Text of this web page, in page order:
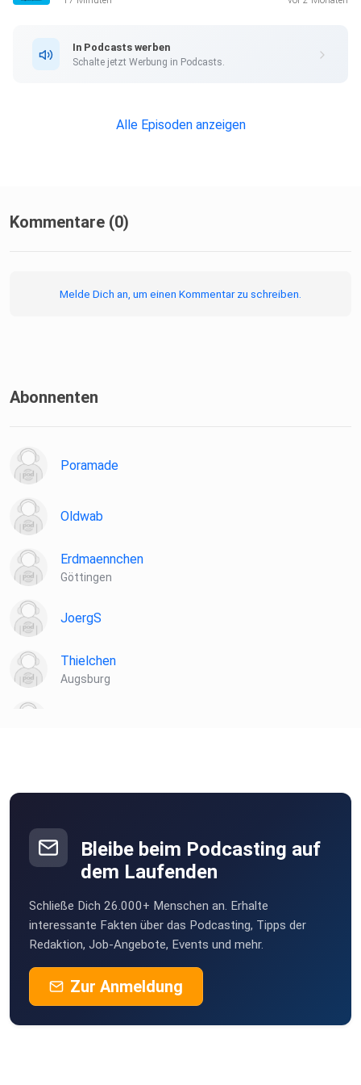
auch
geht's zum Angebot.
In Podcasts werben
Schalte jetzt Werbung in Podcasts.
Alle Episoden anzeigen
Kommentare (0)
Melde Dich an, um einen Kommentar zu schreiben.
Abonnenten
Poramade
Oldwab
Erdmaennchen
Göttingen
JoergS
Thielchen
Augsburg
niceaandeasy
Berlin
Stuttgart
Yuliya23
Bleibe beim Podcasting auf
dem Laufenden
Schließe Dich 26.000+ Menschen an. Erhalte
interessante Fakten über das Podcasting, Tipps der
Redaktion, Job-Angebote, Events und mehr.
Zur Anmeldung